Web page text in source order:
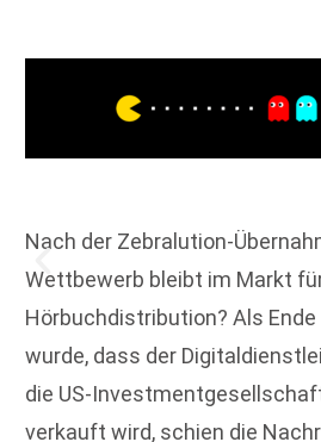
Nach der Zebralution-
Wettbewerb bleibt im Markt
Hörbuchdistribution? Als
wurde, dass der
die US-
verkauft wird, schien die